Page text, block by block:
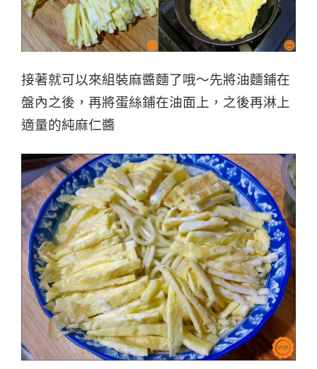
接著就可以來組裝麻醬麵了哦～先將油麵鋪在
盤內之後，再將蛋絲鋪在油面上， 之後再淋上
適量的純麻仁醬